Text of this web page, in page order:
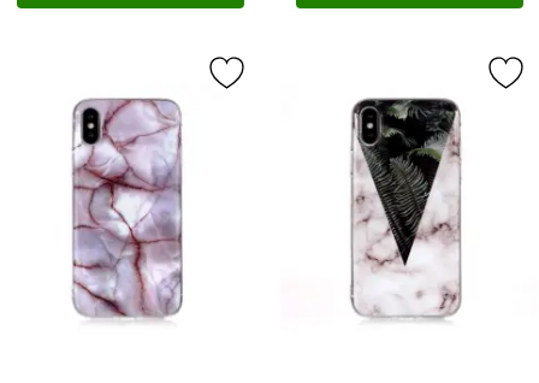
Markera iPhone XS Max - Marmor